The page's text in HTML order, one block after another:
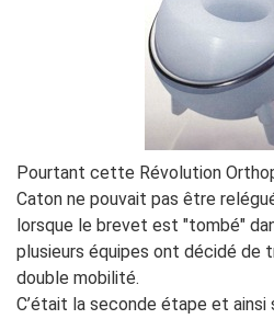
Pourtant cette Révolution
Caton ne pouvait pas être
lorsque le brevet est "tombé"
plusieurs équipes ont décidé de
double mobilité.
C’était la seconde étape et